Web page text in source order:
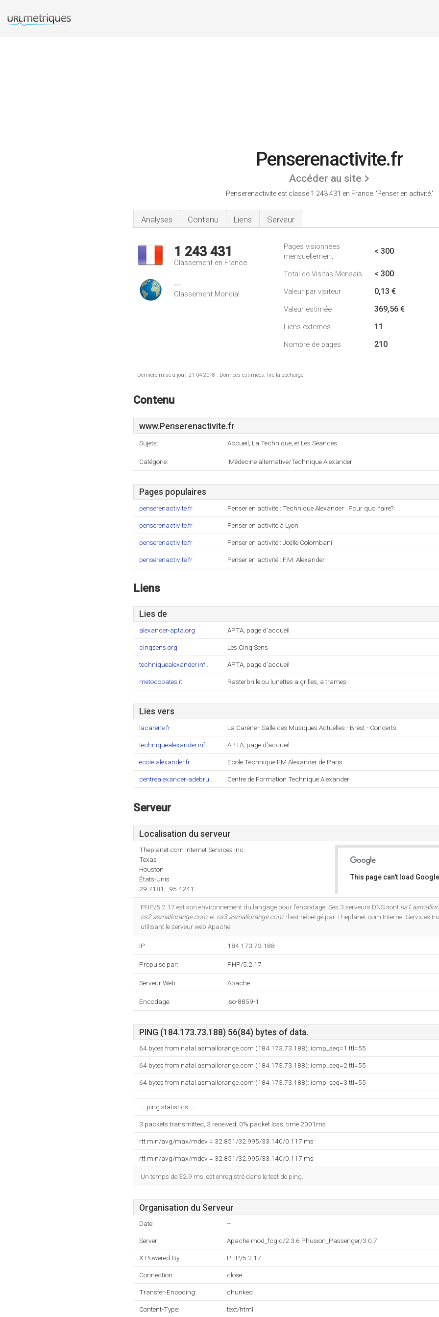
Penserenactivite.fr
Accéder au site
Penserenactivite est classé 1 243 431 en France. 'Penser en activité.'
Analyses Contenu Liens Serveur
1 243 431
Classement en France
--
Classement Mondial
Pages visionnées
mensuellement
< 300
Total de Visitas Mensais < 300
Valeur par visiteur 0,13 €
Valeur estimée 369,56 €
Liens externes 11
Nombre de pages 210
Dernière mise à jour: 21-04-2018 . Données estimées, lire la décharge.
Contenu
www.Penserenactivite.fr
Sujets: Accueil, La Technique, et Les Séances.
Catégorie: 'Médecine alternative/Technique Alexander'
Pages populaires
penserenactivite.fr Penser en activité : Technique Alexander : Pour quoi faire?
penserenactivite.fr Penser en activité à Lyon
penserenactivite.fr Penser en activité : Joëlle Colombani
penserenactivite.fr Penser en activité : F.M. Alexander
Liens
Lies de
alexander-apta.org APTA, page d'accueil
cinqsens.org Les Cinq Sens
techniquealexander.inf.. APTA, page d'accueil
metodobates.it Rasterbrille ou lunettes a grilles, a trames
Lies vers
lacarene.fr La Carène - Salle des Musiques Actuelles - Brest - Concerts
techniquealexander.inf.. APTA, page d'accueil
ecole-alexander.fr Ecole Technique FM Alexander de Paris
centrealexander-adebru.. Centre de Formation Technique Alexander
Serveur
Localisation du serveur
Theplanet.com Internet Services Inc.
Texas
Houston
États-Unis
29.7181, -95.4241
This page can't load
PHP/5.2.17 est son environnement du langage pour l'encodage. Ses 3 serveurs DNS sont
ns2.asmallorange.com, et ns3.asmallorange.com. Il est hébergé par Theplanet.com Internet Services
utilisant le serveur web Apache.
IP: 184.173.73.188
Propulsé par: PHP/5.2.17
Serveur Web: Apache
Encodage: iso-8859-1
PING (184.173.73.188) 56(84) bytes of data.
64 bytes from natal.asmallorange.com (184.173.73.188): icmp_seq=1 ttl=55
64 bytes from natal.asmallorange.com (184.173.73.188): icmp_seq=2 ttl=55
64 bytes from natal.asmallorange.com (184.173.73.188): icmp_seq=3 ttl=55
--- ping statistics ---
3 packets transmitted, 3 received, 0% packet loss, time 2001ms
rtt min/avg/max/mdev = 32.851/32.995/33.140/0.117 ms
rtt min/avg/max/mdev = 32.851/32.995/33.140/0.117 ms
Un temps de 32.9 ms, est enregistré dans le test de ping.
Organisation du Serveur
Date: --
Server: Apache mod_fcgid/2.3.6 Phusion_Passenger/3.0.7
X-Powered-By: PHP/5.2.17
Connection: close
Transfer-Encoding: chunked
Content-Type: text/html